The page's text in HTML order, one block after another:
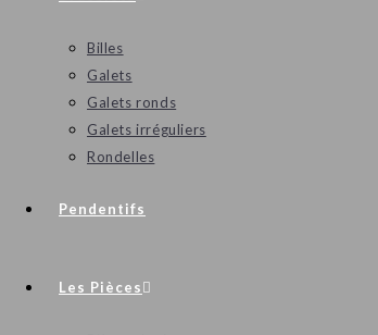
Billes
Galets
Galets ronds
Galets irréguliers
Rondelles
Pendentifs
Les Pièces